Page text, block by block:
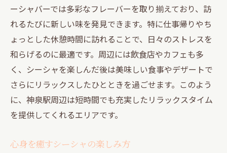
ーシャバーでは多彩なフレーバーを取り揃えており、訪
れるたびに新しい味を発見できます。特に仕事帰りやち
ょっとした休憩時間に訪れることで、日々のストレスを
和らげるのに最適です。周辺には飲食店やカフェも多
く、シーシャを楽しんだ後は美味しい食事やデザートで
さらにリラックスしたひとときを過ごせます。このよう
に、神泉駅周辺は短時間でも充実したリラックスタイム
を提供してくれるエリアです。
心身を癒すシーシャの楽しみ方